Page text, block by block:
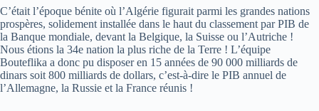
C’était l’époque bénite où l’Algérie figurait parmi les grandes nations
prospères, solidement installée dans le haut du classement par PIB de
la Banque mondiale, devant la Belgique, la Suisse ou l’Autriche !
Nous étions la 34e nation la plus riche de la Terre ! L’équipe
Bouteflika a donc pu disposer en 15 années de 90 000 milliards de
dinars soit 800 milliards de dollars, c’est-à-dire le PIB annuel de
l’Allemagne, la Russie et la France réunis !